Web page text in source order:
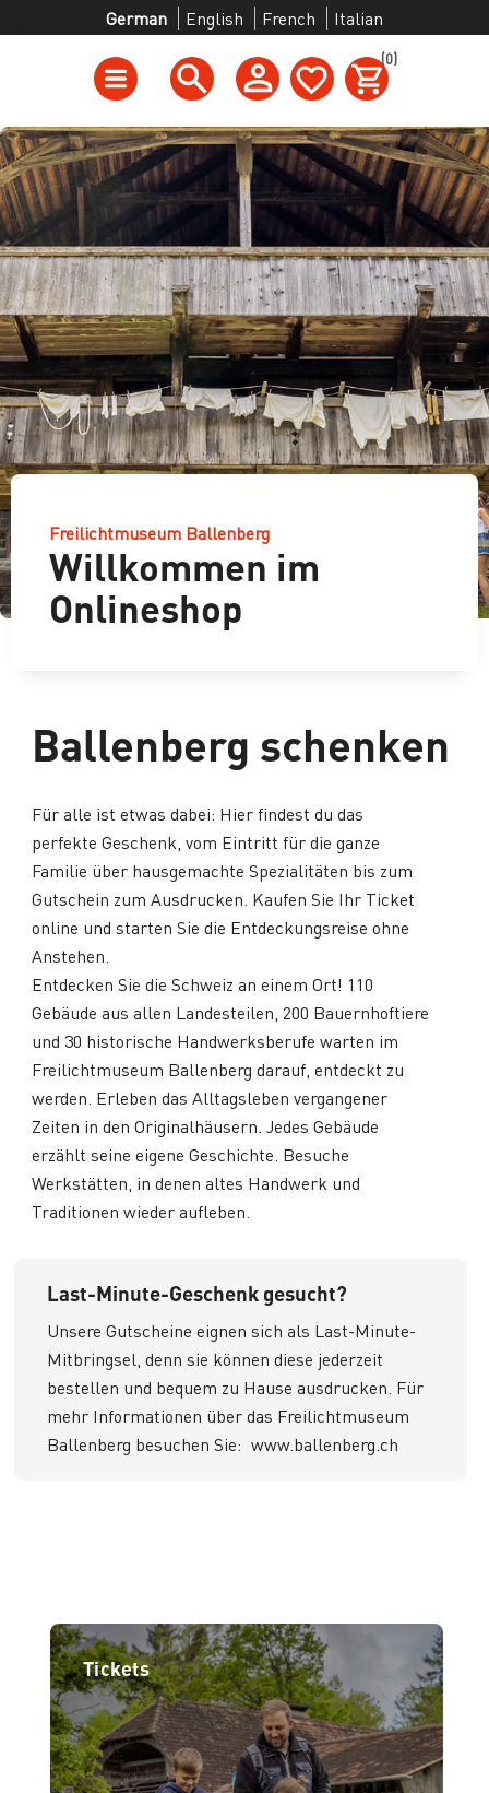
German English French Italian
(0)
Freilichtmuseum Ballenberg
Willkommen im
Onlineshop
Ballenberg schenken
Für alle ist etwas dabei: Hier findest du das
perfekte Geschenk, vom Eintritt für die ganze
Familie über hausgemachte Spezialitäten bis zum
Gutschein zum Ausdrucken. Kaufen Sie Ihr Ticket
online und starten Sie die Entdeckungsreise ohne
Anstehen.
Entdecken Sie die Schweiz an einem Ort! 110
Gebäude aus allen Landesteilen, 200 Bauernhoftiere
und 30 historische Handwerksberufe warten im
Freilichtmuseum Ballenberg darauf, entdeckt zu
werden. Erleben das Alltagsleben vergangener
Zeiten in den Originalhäusern. Jedes Gebäude
erzählt seine eigene Geschichte. Besuche
Werkstätten, in denen altes Handwerk und
Traditionen wieder aufleben.
Last-Minute-Geschenk gesucht?
Unsere Gutscheine eignen sich als Last-Minute-
Mitbringsel, denn sie können diese jederzeit
bestellen und bequem zu Hause ausdrucken. Für
mehr Informationen über das Freilichtmuseum
Ballenberg besuchen Sie: www.ballenberg.ch
Tickets